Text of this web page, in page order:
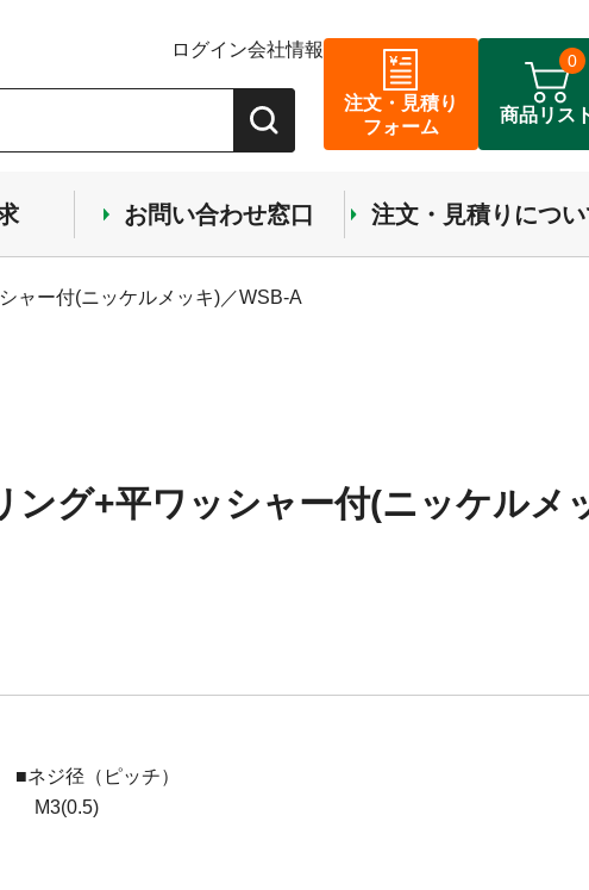
ログイン会社情報
注文・見積り
フォーム
商品リス
0
お問い合わせ窓口 注文・見積りにつ
ャー付(ニッケルメッキ)／WSB-A
ング+平ワッシャー付(ニッケルメ
■ネジ径（ピッチ）
M3(0.5)